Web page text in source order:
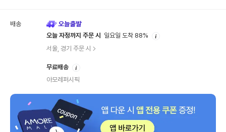
배송
오늘 자정까지 주문 시
일요일 도착 88%
서울, 경기 주문 시
무료배송
아모레퍼시픽